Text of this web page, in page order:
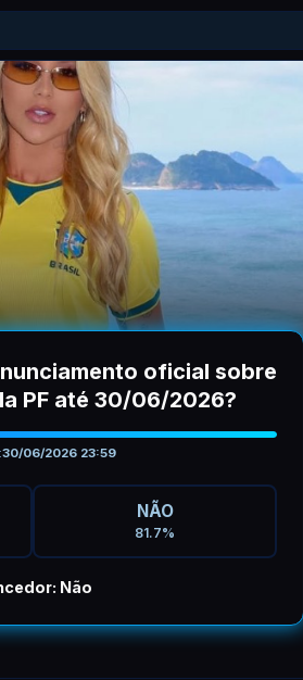
oficial sobre
PF até 30/06/2026?
30/06/2026 23:59
NÃO
81.7%
Não